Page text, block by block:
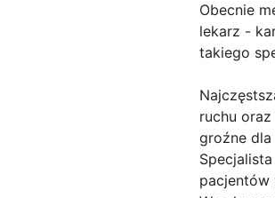
Obecnie
lekarz -
takiego
ruchu
groźne
pacjentów